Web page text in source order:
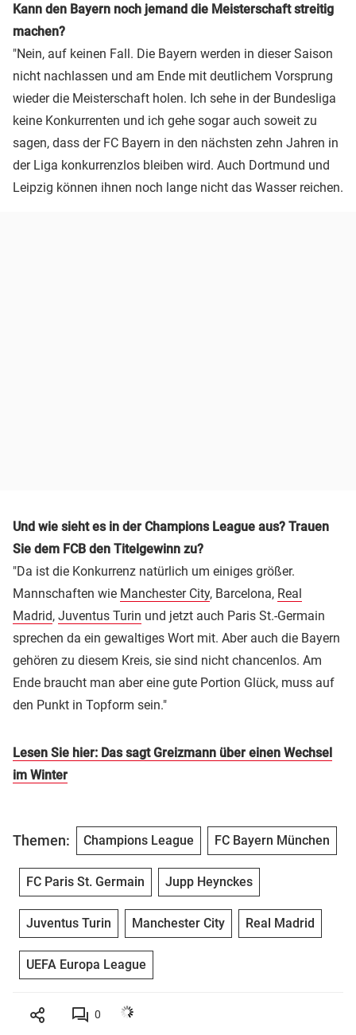
Kann den Bayern noch jemand die Meisterschaft streitig
machen?
"Nein, auf keinen Fall. Die Bayern werden in dieser Saison
nicht nachlassen und am Ende mit deutlichem Vorsprung
wieder die Meisterschaft holen. Ich sehe in der Bundesliga
keine Konkurrenten und ich gehe sogar auch soweit zu
sagen, dass der FC Bayern in den nächsten zehn Jahren in
der Liga konkurrenzlos bleiben wird. Auch Dortmund und
Leipzig können ihnen noch lange nicht das Wasser reichen.
Und wie sieht es in der Champions League aus? Trauen
Sie dem FCB den Titelgewinn zu?
"Da ist die Konkurrenz natürlich um einiges größer.
Mannschaften wie Manchester City, Barcelona, Real
Madrid, Juventus Turin und jetzt auch Paris St.-Germain
sprechen da ein gewaltiges Wort mit. Aber auch die Bayern
gehören zu diesem Kreis, sie sind nicht chancenlos. Am
Ende braucht man aber eine gute Portion Glück, muss auf
den Punkt in Topform sein."
Lesen Sie hier: Das sagt Greizmann über einen Wechsel
im Winter
Themen: Champions League FC Bayern München
FC Paris St. Germain Jupp Heynckes
Juventus Turin Manchester City Real Madrid
UEFA Europa League
0